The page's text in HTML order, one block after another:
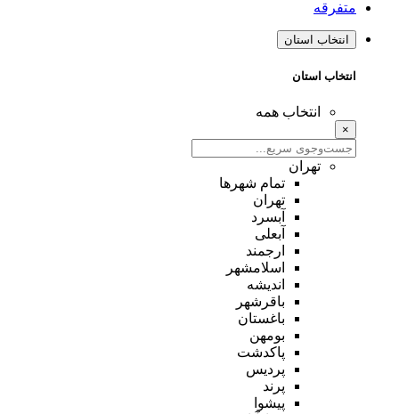
متفرقه
انتخاب استان
انتخاب استان
انتخاب همه
×
تهران
تمام شهر‌ها
تهران
آبسرد
آبعلی
ارجمند
اسلامشهر
اندیشه
باقرشهر
باغستان
بومهن
پاکدشت
پردیس
پرند
پیشوا